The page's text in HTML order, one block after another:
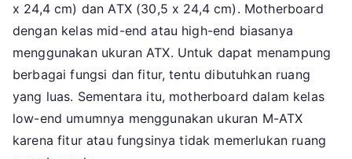
x 24,4 cm) dan ATX (30,5 x 24,4 cm). Motherboard
dengan kelas mid-end atau high-end biasanya
menggunakan ukuran ATX. Untuk dapat menampung
berbagai fungsi dan fitur, tentu dibutuhkan ruang
yang luas. Sementara itu, motherboard dalam kelas
low-end umumnya menggunakan ukuran M-ATX
karena fitur atau fungsinya tidak memerlukan ruang